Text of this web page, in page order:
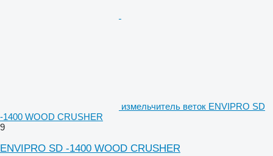
измельчитель веток ENVIPRO SD
-1400 WOOD CRUSHER
9
ENVIPRO SD -1400 WOOD CRUSHER